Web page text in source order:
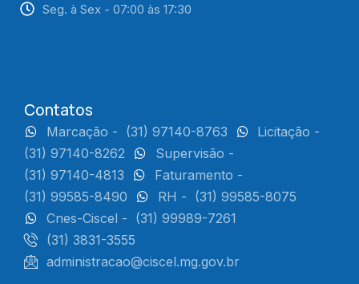
Seg. à Sex - 07:00 às 17:30
Contatos
Marcação - (31) 97140-8763
Licitação -
(31) 97140-8262
Supervisão -
(31) 97140-4813
Faturamento -
(31) 99585-8490
RH - (31) 99585-8075
Cnes-Ciscel - (31) 99989-7261
(31) 3831-3555
administracao@ciscel.mg.gov.br